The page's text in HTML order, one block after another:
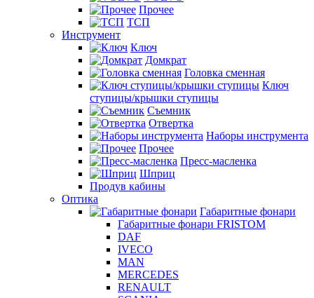
Прочее
ТСП
Инструмент
Ключ
Домкрат
Головка сменная
Ключ
ступицы/крышки ступицы
Съемник
Отвертка
Наборы инструмента
Прочее
Пресс-масленка
Шприц
Продув кабины
Оптика
Габаритные фонари
Габаритные фонари FRISTOM
DAF
IVECO
MAN
MERCEDES
RENAULT